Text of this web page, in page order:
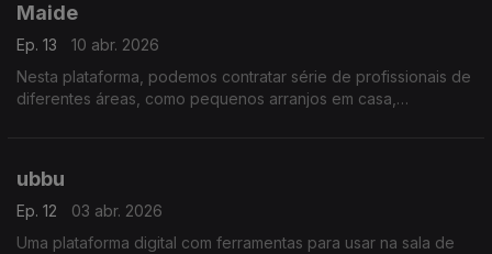
Maide
Ep. 13
10 abr. 2026
Nesta plataforma, podemos contratar série de profissionais de
diferentes áreas, como pequenos arranjos em casa,
ubbu
Ep. 12
03 abr. 2026
Uma plataforma digital com ferramentas para usar na sala de